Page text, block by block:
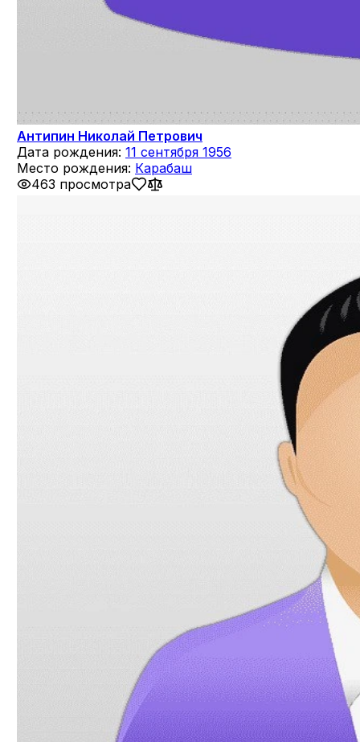
Антипин Николай Петрович
Дата рождения: 11 сентября 1956
Место рождения: Карабаш
463 просмотра